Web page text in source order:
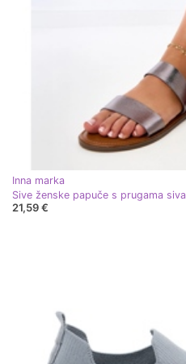
Inna marka
Sive ženske papuče s prugama siva
21,59 €